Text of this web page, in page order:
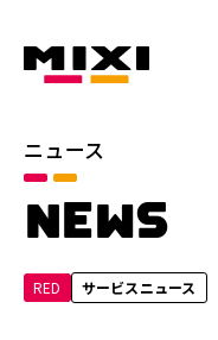
ニュース
NEWS
RED サービスニュース
カテゴリ
お知らせ